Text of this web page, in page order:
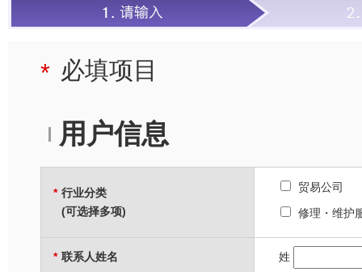
* 必填项目
用户信息
* 行业分类
(可选择多项)
贸易公司
修理・维护
* 联系人姓名 姓